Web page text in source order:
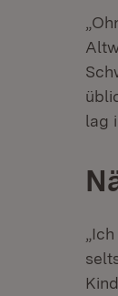
lag